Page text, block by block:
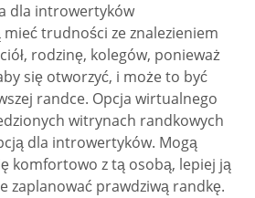
dla introwertyków
trudności ze znalezieniem
rodzinę, kolegów, ponieważ
się otworzyć, i może to być
randce. Opcja wirtualnego
witrynach randkowych
dla introwertyków. Mogą
komfortowo z tą osobą, lepiej ją
zaplanować prawdziwą randkę.